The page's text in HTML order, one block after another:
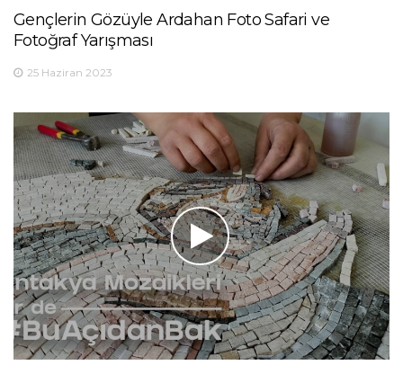
Gençlerin Gözüyle Ardahan Foto Safari ve
Fotoğraf Yarışması
25 Haziran 2023